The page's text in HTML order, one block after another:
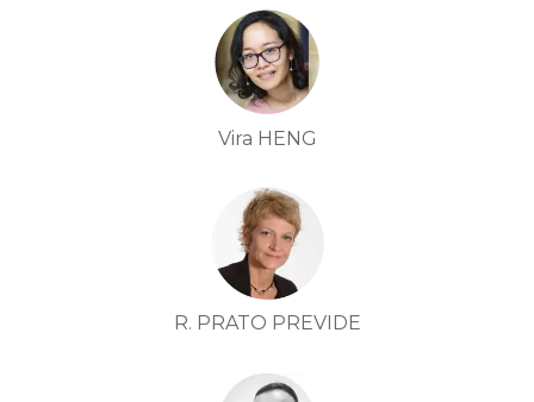
Vira HENG
R. PRATO PREVIDE